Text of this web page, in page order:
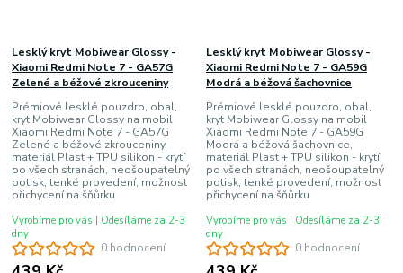
0 hodnocení
Lesklý kryt Mobiwear Glossy -
Xiaomi Redmi Note 7 - GA57G
Zelené a béžové zkrouceniny
Prémiové lesklé pouzdro, obal,
kryt Mobiwear Glossy na mobil
Xiaomi Redmi Note 7 - GA57G
Zelené a béžové zkrouceniny,
materiál Plast + TPU silikon - krytí
po všech stranách, neošoupatelný
potisk, tenké provedení, možnost
přichycení na šňůrku
Vyrobíme pro vás | Odesíláme za 2-3
dny
0 hodnocení
Lesklý kryt Mobiwear Glossy -
Xiaomi Redmi Note 7 - GA59G
Modrá a béžová šachovnice
Prémiové lesklé pouzdro, obal,
kryt Mobiwear Glossy na mobil
Xiaomi Redmi Note 7 - GA59G
Modrá a béžová šachovnice,
materiál Plast + TPU silikon - krytí
po všech stranách, neošoupatelný
potisk, tenké provedení, možnost
přichycení na šňůrku
Vyrobíme pro vás | Odesíláme za 2-3
dny